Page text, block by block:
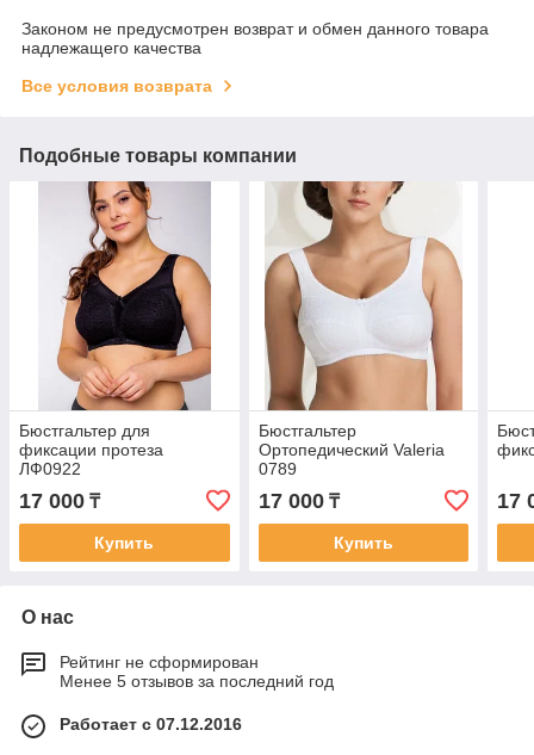
Законом не предусмотрен возврат и обмен данного товара
надлежащего качества
Все условия возврата
Подобные товары компании
Бюстгальтер для
фиксации протеза
ЛФ0922
17 000 ₸
Купить
Бюстгальтер
Ортопедический Valeria
0789
17 000₸
Купить
17
О нас
Рейтинг не сформирован
Менее 5 отзывов за последний год
Работает с 07.12.2016